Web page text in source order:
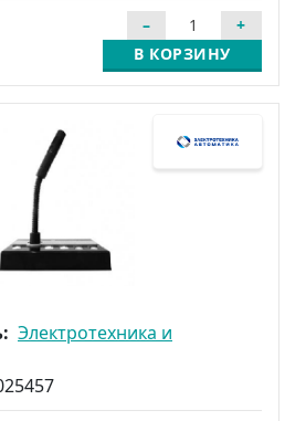
В КОРЗИНУ
Электротехника и